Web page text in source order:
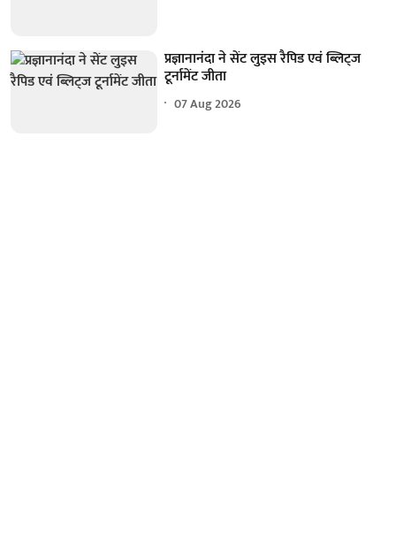
प्रज्ञानानंदा ने सेंट लुइस रैपिड एवं ब्लिट्ज
टूर्नामेंट जीता
07 Aug 2026